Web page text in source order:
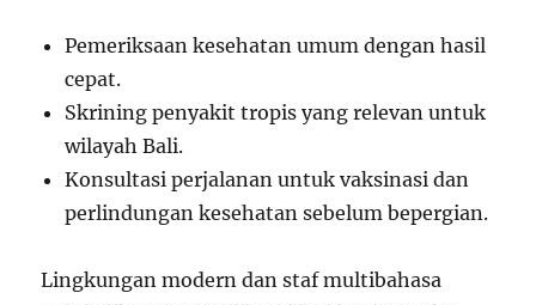
Pemeriksaan kesehatan umum dengan hasil
cepat.
Skrining penyakit tropis yang relevan untuk
wilayah Bali.
Konsultasi perjalanan untuk vaksinasi dan
perlindungan kesehatan sebelum bepergian.
Lingkungan modern dan staf multibahasa